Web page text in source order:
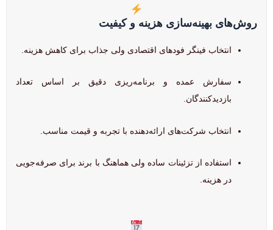
روش‌های بهینه‌سازی هزینه و کیفیت
انتخاب فینگر فودهای اقتصادی ولی جذاب برای کاهش هزینه.
سفارش عمده و برنامه‌ریزی دقیق بر اساس تعداد
بازدیدکنندگان.
انتخاب شرکت‌های ارائه‌دهنده با تجربه و قیمت مناسب.
استفاده از تزئینات ساده ولی هماهنگ با برند برای صرفه‌جویی
در هزینه.